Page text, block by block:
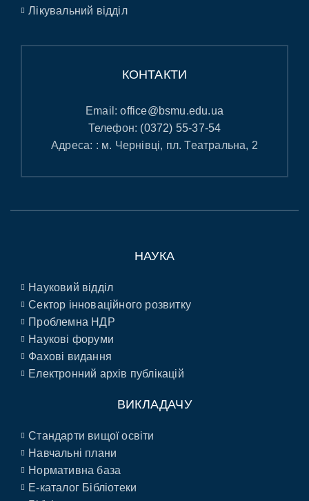
Лікувальний відділ
КОНТАКТИ
Email:office@bsmu.edu.ua
Телефон: (0372) 55-37-54
Адреса: : м. Чернівці, пл. Театральна, 2
НАУКА
Науковий відділ
Сектор інноваційного розвитку
Проблемна НДР
Наукові форуми
Фахові видання
Електронний архів публікацій
ВИКЛАДАЧУ
Стандарти вищої освіти
Навчальні плани
Нормативна база
E-каталог Бібліотеки